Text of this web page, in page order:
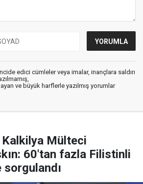
edici cümleler veya imalar, inançlara saldırı
ve büyük harflerle yazılmış yorumlar
Mülteci
60'tan fazla Filistinli
sorgulandı